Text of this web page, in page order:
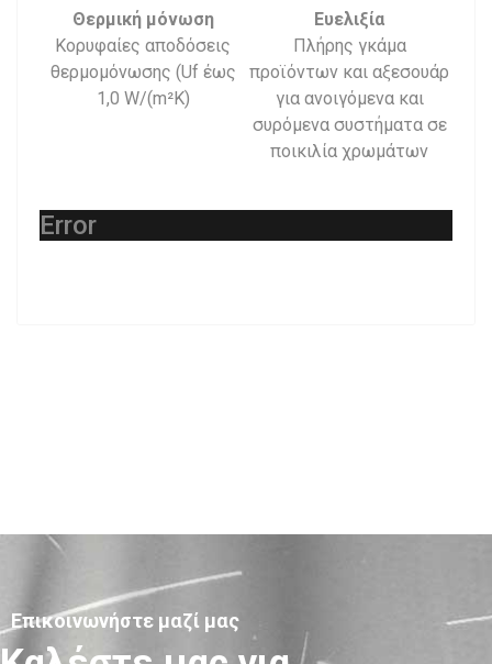
Θερμική μόνωση
Κορυφαίες αποδόσεις
θερμομόνωσης (Uf έως
1,0 W/(m²K)
Ευελιξία
Πλήρης γκάμα
προϊόντων και αξεσουάρ
για ανοιγόμενα και
συρόμενα συστήματα σε
ποικιλία χρωμάτων
Error
Επικοινωνήστε μαζί μας